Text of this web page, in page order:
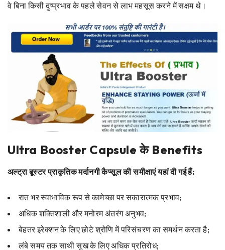
वे बिना किसी दुष्प्रभाव के पहले सेवन से लाभ महसूस करने में सक्षम थे।
Ultra Booster Capsule के Benefits
अल्ट्रा बूस्टर प्राकृतिक मर्दानगी कैप्सूल की समीक्षाएं यहां दी गई हैं:
रात भर स्वाभाविक रूप से कामेच्छा पर सकारात्मक प्रभाव;
अधिक शक्तिशाली और मनोरम अंतरंग अनुभव;
बेहतर इरेक्शन के लिए छोटे श्रोणि में परिसंचरण का समर्थन करता है;
लंबे समय तक साथी सुख के लिए अधिक प्रतिरोध;